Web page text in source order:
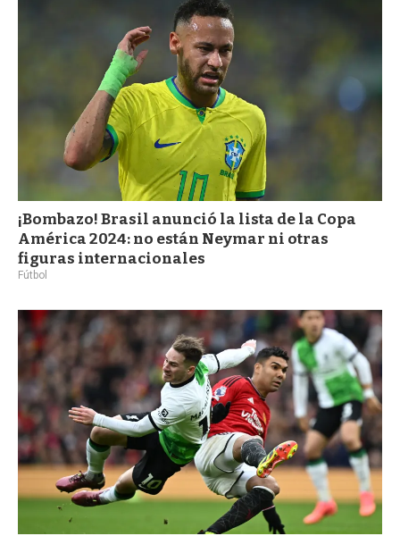
¡Bombazo! Brasil anunció la lista de la Copa
América 2024: no están Neymar ni otras
figuras internacionales
Fútbol